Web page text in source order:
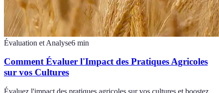
Évaluation et Analyse6 min
Comment Évaluer l'Impact des Pratiques Agricoles
sur vos Cultures
Évaluez l'impact des pratiques agricoles sur vos cultures et boostez